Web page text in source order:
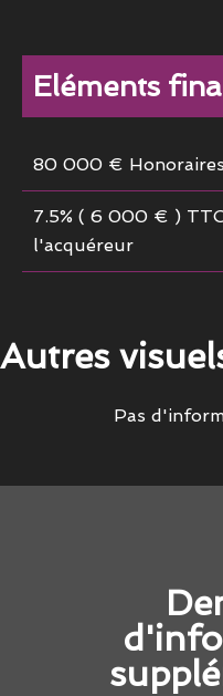
Eléments
80 000 €
7.5% ( 6 000 € )
l'acquéreur
Autres
Pas